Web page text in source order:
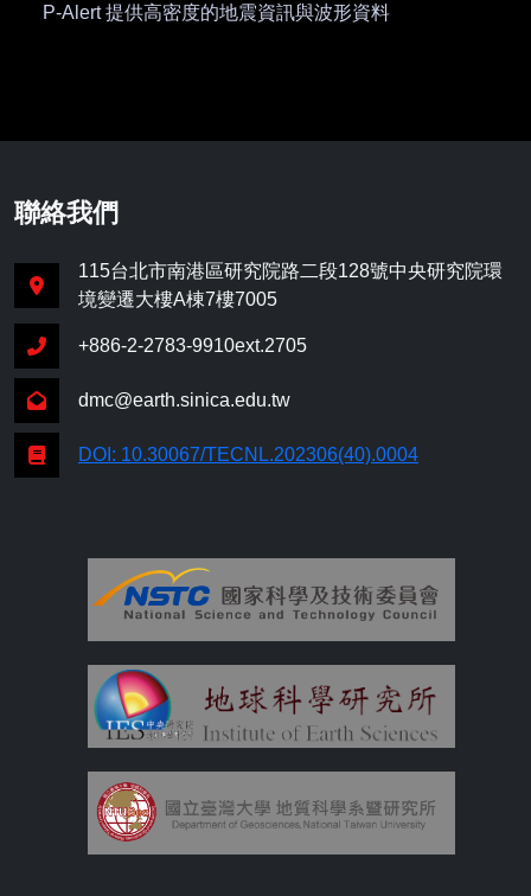
P-Alert 提供高密度的地震資訊與波形資料
聯絡我們
115台北市南港區研究院路二段128號中央研究院環
境變遷大樓A棟7樓7005
+886-2-2783-9910ext.2705
dmc@earth.sinica.edu.tw
DOI: 10.30067/TECNL.202306(40).0004